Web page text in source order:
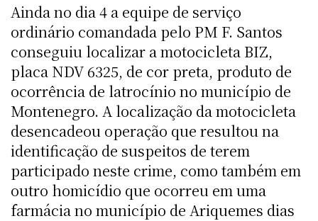
Ainda no dia 4 a equipe de serviço
ordinário comandada pelo PM F. Santos
conseguiu localizar a motocicleta BIZ,
placa NDV 6325, de cor preta, produto de
ocorrência de latrocínio no município de
Montenegro. A localização da motocicleta
desencadeou operação que resultou na
identificação de suspeitos de terem
participado neste crime, como também em
outro homicídio que ocorreu em uma
farmácia no município de Ariquemes dias